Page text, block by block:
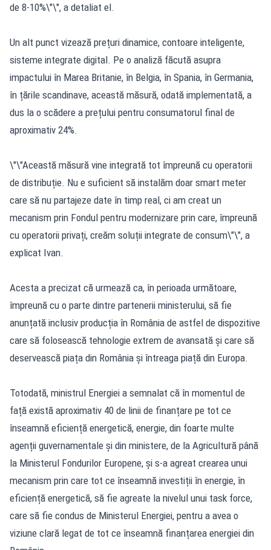
de 8-10%\"\", a detaliat el.
Un alt punct vizează prețuri dinamice, contoare inteligente,
sisteme integrate digital. Pe o analiză făcută asupra
impactului în Marea Britanie, în Belgia, în Spania, în Germania,
în țările scandinave, această măsură, odată implementată, a
dus la o scădere a prețului pentru consumatorul final de
aproximativ 24%.
\"\"Această măsură vine integrată tot împreună cu operatorii
de distribuție. Nu e suficient să instalăm doar smart meter
care să nu partajeze date în timp real, ci am creat un
mecanism prin Fondul pentru modernizare prin care, împreună
cu operatorii privați, creăm soluții integrate de consum\"\", a
explicat Ivan.
Acesta a precizat că urmează ca, în perioada următoare,
împreună cu o parte dintre partenerii ministerului, să fie
anunțată inclusiv producția în România de astfel de dispozitive
care să folosească tehnologie extrem de avansată și care să
deservească piața din România și întreaga piață din Europa.
Totodată, ministrul Energiei a semnalat că în momentul de
față există aproximativ 40 de linii de finanțare pe tot ce
înseamnă eficiență energetică, energie, din foarte multe
agenții guvernamentale și din ministere, de la Agricultură până
la Ministerul Fondurilor Europene, și s-a agreat crearea unui
mecanism prin care tot ce înseamnă investiții în energie, în
eficiență energetică, să fie agreate la nivelul unui task force,
care să fie condus de Ministerul Energiei, pentru a avea o
viziune clară legat de tot ce înseamnă finanțarea energiei din